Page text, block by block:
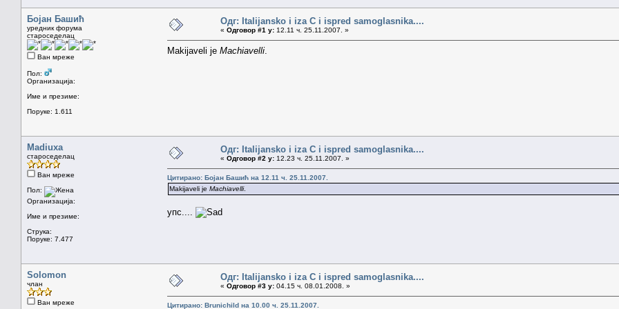
Бојан Башић
уредник форума
староседелац
Ван мреже
Пол:
Организација:
Име и презиме:
Поруке: 1.611
Одг: Italijansko i iza C i ispred samoglasnika....
« Одговор #1 у: 12.11 ч. 25.11.2007. »
Makijaveli je Machiavelli
Madiuxa
староседелац
Ван мреже
Пол:
Организација:
Име и презиме:
Струка:
Поруке: 7.477
Одг: Italijansko i iza C i ispred samoglasnika....
« Одговор #2 у: 12.23 ч. 25.11.2007. »
Цитирано: Бојан Башић на 12.11 ч. 25.11.2007.
Makijaveli je Machiavelli.
упс....
Solomon
члан
Ван мреже
Одг: Italijansko i iza C i ispred samoglasnika....
« Одговор #3 у: 04.15 ч. 08.01.2008. »
Цитирано: Brunichild на 10.00 ч. 25.11.2007.